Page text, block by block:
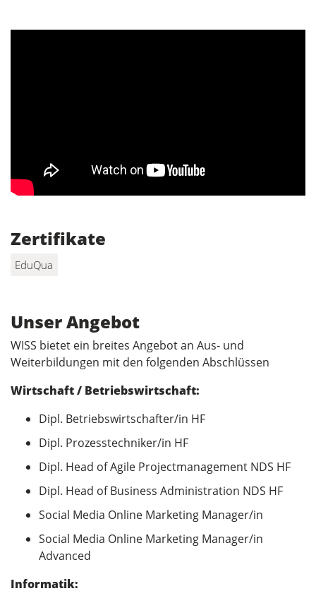
Zertifikate
EduQua
Unser Angebot
WISS bietet ein breites Angebot an Aus- und
Weiterbildungen mit den folgenden Abschlüssen
Wirtschaft / Betriebswirtschaft:
Dipl. Betriebswirtschafter/in HF
Dipl. Prozesstechniker/in HF
Dipl. Head of Agile Projectmanagement NDS HF
Dipl. Head of Business Administration NDS HF
Social Media Online Marketing Manager/in
Social Media Online Marketing Manager/in
Advanced
Informatik: